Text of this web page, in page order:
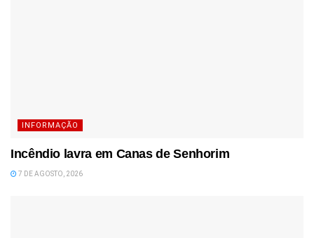
INFORMAÇÃO
Incêndio lavra em Canas de Senhorim
7 DE AGOSTO, 2026